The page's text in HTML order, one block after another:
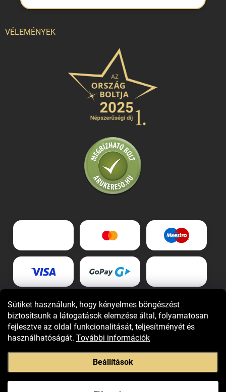
Sütiket használunk, hogy kényelmes böngészést
biztosítsunk a látogatások elemzése által, folyamatosan
fejlesztve az oldal funkcionalitását, teljesítményét és
használhatóságát. További információk
Beállítások
VÉLEMÉNYEK